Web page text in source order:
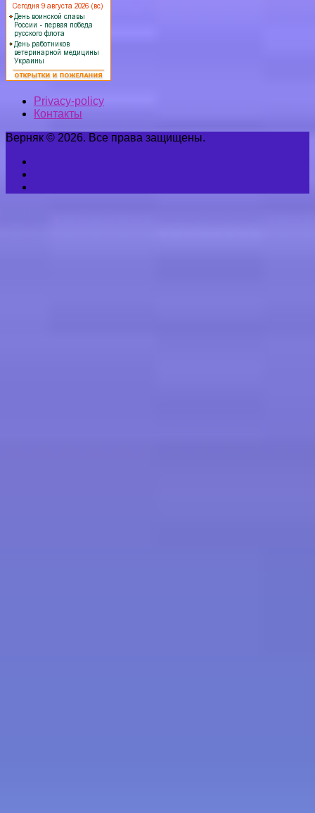
Privacy-policy
Контакты
Верняк © 2026. Все права защищены.